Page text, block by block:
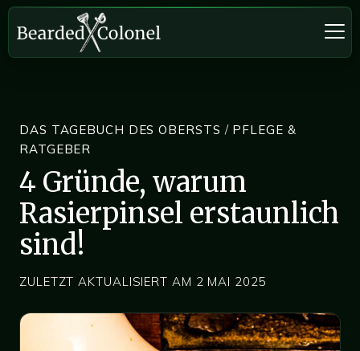
DAS TAGEBUCH DES OBERSTS / PFLEGE &
RATGEBER
4 Gründe, warum
Rasierpinsel erstaunlich
sind!
ZULETZT AKTUALISIERT AM 2 MAI 2025